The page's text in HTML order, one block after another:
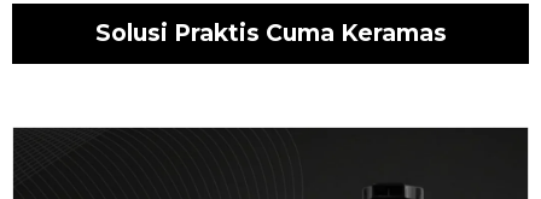
Solusi Praktis Cuma Keramas